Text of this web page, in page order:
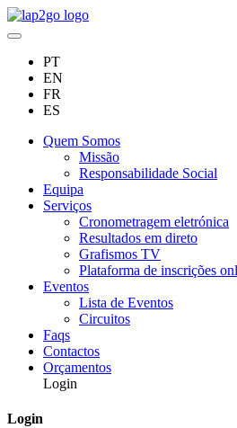
PT
EN
FR
ES
Quem Somos
Missão
Responsabilidade Social
Equipa
Serviços
Cronometragem eletrónica
Resultados em direto
Grafismos TV
Plataforma de inscrições
Eventos
Lista de Eventos
Circuitos
Faqs
Contactos
Orçamentos
Login
Login